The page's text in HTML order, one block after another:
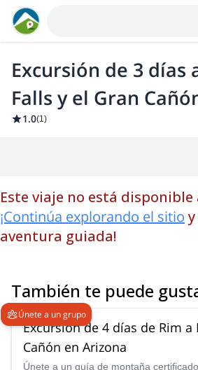
Excursión de 3 días
Falls y el Gran
1.0(1)
Este viaje no está
¡Continúa explorando el sitio
aventura guiada!
También te puede
Únete a un grupo
Excursión de 4 días de Rim a
Cañón en Arizona
Únete a un guía de montaña